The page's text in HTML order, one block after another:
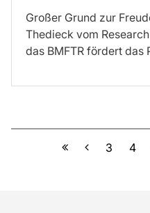
Großer Grund zur
Thedieck vom
das BMFTR fördert das
Vorherige
3 4